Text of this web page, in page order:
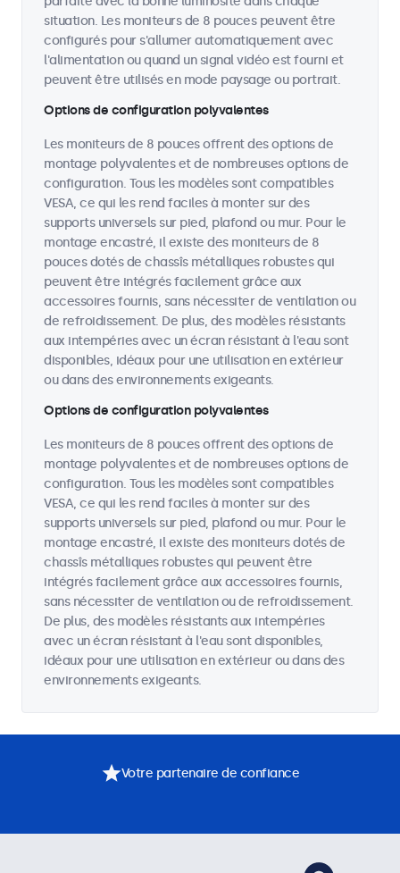
situation. Les moniteurs de 8 pouces peuvent être
configurés pour s'allumer automatiquement avec
l'alimentation ou quand un signal vidéo est fourni et
peuvent être utilisés en mode paysage ou portrait.
Options de configuration polyvalentes
Les moniteurs de 8 pouces offrent des options de
montage polyvalentes et de nombreuses options de
configuration. Tous les modèles sont compatibles
VESA, ce qui les rend faciles à monter sur des
supports universels sur pied, plafond ou mur. Pour le
montage encastré, il existe des moniteurs de 8
pouces dotés de chassîs métalliques robustes qui
peuvent être intégrés facilement grâce aux
accessoires fournis, sans nécessiter de ventilation ou
de refroidissement. De plus, des modèles résistants
aux intempéries avec un écran résistant à l'eau sont
disponibles, idéaux pour une utilisation en extérieur
ou dans des environnements exigeants.
Options de configuration polyvalentes
Les moniteurs de 8 pouces offrent des options de
montage polyvalentes et de nombreuses options de
configuration. Tous les modèles sont compatibles
VESA, ce qui les rend faciles à monter sur des
supports universels sur pied, plafond ou mur. Pour le
montage encastré, il existe des moniteurs dotés de
chassîs métalliques robustes qui peuvent être
intégrés facilement grâce aux accessoires fournis,
sans nécessiter de ventilation ou de refroidissement.
De plus, des modèles résistants aux intempéries
avec un écran résistant à l'eau sont disponibles,
idéaux pour une utilisation en extérieur ou dans des
environnements exigeants.
Votre partenaire de confiance